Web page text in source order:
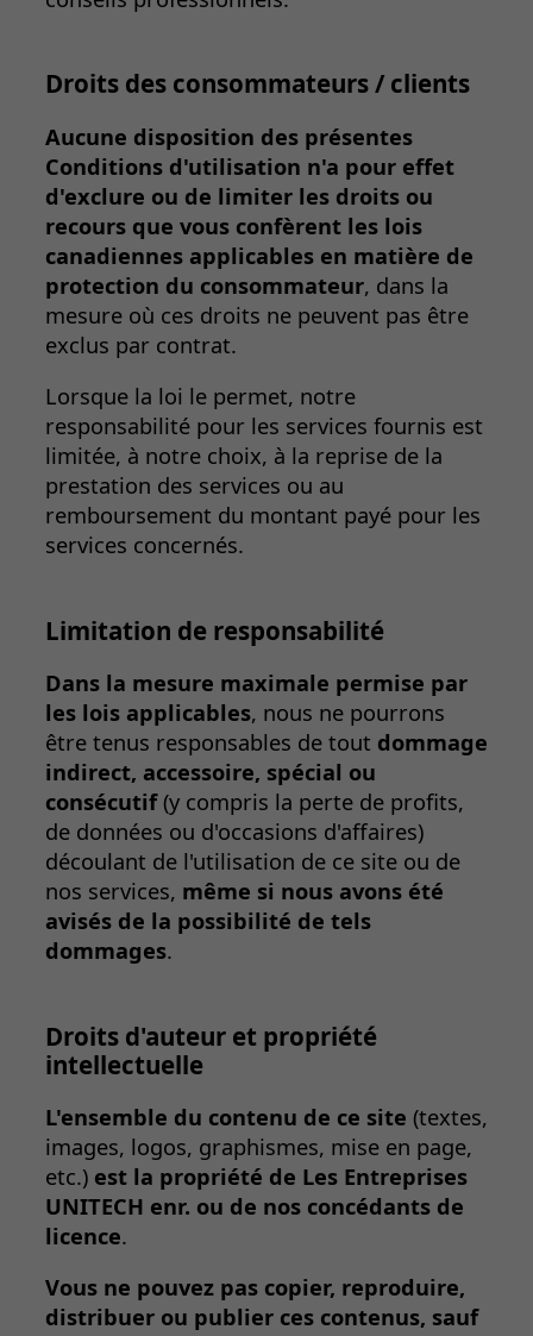
Droits des consommateurs / clients
Aucune disposition des présentes
Conditions d'utilisation n'a pour effet
d'exclure ou de limiter les droits ou
recours que vous confèrent les lois
canadiennes applicables en matière de
protection du consommateur, dans la
mesure où ces droits ne peuvent pas être
exclus par contrat.
Lorsque la loi le permet, notre
responsabilité pour les services fournis est
limitée, à notre choix, à la reprise de la
prestation des services ou au
remboursement du montant payé pour les
services concernés.
Limitation de responsabilité
Dans la mesure maximale permise par
les lois applicables, nous ne pourrons
être tenus responsables de tout dommage
indirect, accessoire, spécial ou
consécutif(y compris la perte de profits,
de données ou d'occasions d'affaires)
découlant de l'utilisation de ce site ou de
nos services, même si nous avons été
avisés de la possibilité de tels
dommages.
Droits d'auteur et propriété
intellectuelle
L'ensemble du contenu de ce site (textes,
images, logos, graphismes, mise en page,
etc.) est la propriété de Les Entreprises
UNITECH enr. ou de nos concédants de
licence.
Vous ne pouvez pas copier, reproduire,
distribuer ou publier ces contenus, sauf